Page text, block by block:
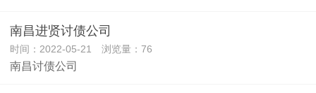
南昌进贤讨债公司
时间：2022-05-21 浏览量：76
南昌讨债公司